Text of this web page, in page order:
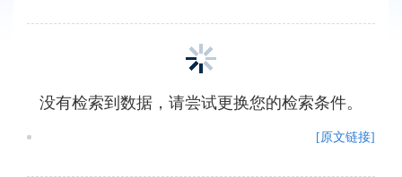
没有检索到数据，请尝试更换您的检索条件。
[原文链接]